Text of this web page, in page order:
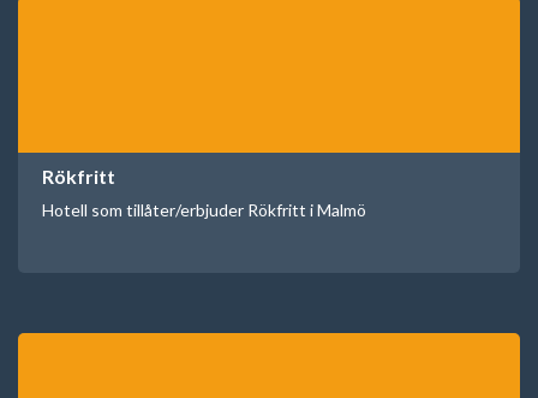
Rökfritt
Hotell som tillåter/erbjuder Rökfritt i Malmö